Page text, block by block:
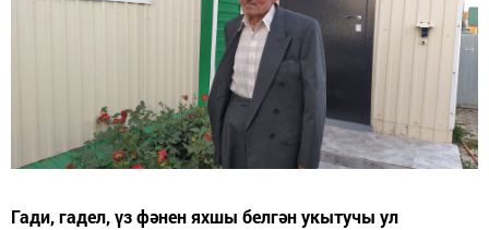
Гади, гадел, үз фәнен яхшы белгән укытучы ул